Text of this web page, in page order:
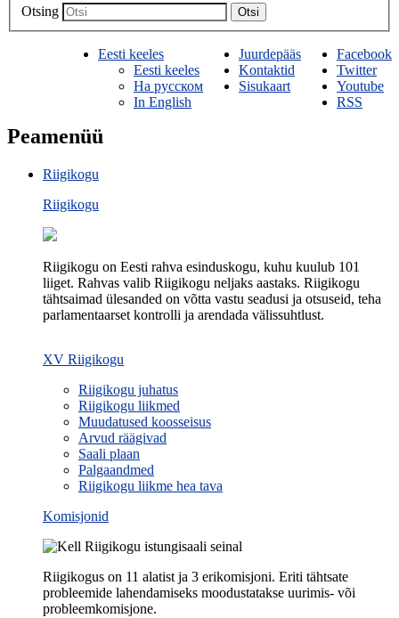
Otsing
Otsi
Facebook
Twitter
Youtube
RSS
Juurdepääs
Kontaktid
Sisukaart
Eesti keeles
Eesti keeles
На русском
In English
Peamenüü
Riigikogu
Riigikogu
Riigikogu on Eesti rahva esinduskogu, kuhu kuulub 101
liiget. Rahvas valib Riigikogu neljaks aastaks. Riigikogu
tähtsaimad ülesanded on võtta vastu seadusi ja otsuseid, teha
parlamentaarset kontrolli ja arendada välissuhtlust.
XV Riigikogu
Riigikogu juhatus
Riigikogu liikmed
Muudatused koosseisus
Arvud räägivad
Saali plaan
Palgaandmed
Riigikogu liikme hea tava
Komisjonid
Riigikogus on 11 alatist ja 3 erikomisjoni. Eriti tähtsate
probleemide lahendamiseks moodustatakse uurimis- või
probleemkomisjone.